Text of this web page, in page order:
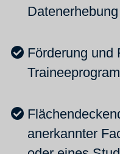
Förderung und
anerkannter